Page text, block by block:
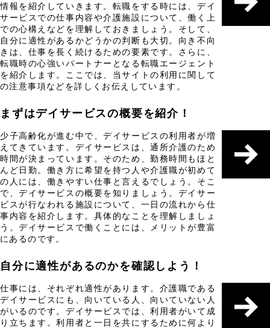
情報を紹介していきます。転職をする時には、デイ
サービスでの仕事内容や介護施設について、働く上
での心構えなどを理解しておきましょう。そして、
自分に適性があるかどうかの判断も大切。向き不向
きは、仕事を長く続けるための要素です。さらに、
転職時の心強いパートナーとなる転職エージェント
を紹介します。ここでは、当サイトの利用に関して
の注意事項などを詳しくお伝えしています。
まずはデイサービスの概要を紹介！
少子高齢化が進む中で、デイサービスの利用者が増
えてきています。デイサービスは、通所介護のため
時間が決まっています。そのため、勤務時間もほと
んど日勤。働き方に希望を持つ人や介護職が初めて
の人には、働きやすい仕事と言えるでしょう。そこ
で、デイサービスの概要を知りましょう。デイサー
ビスが行なわれる施設について、一日の流れから仕
事内容を紹介します。具体的なことを理解しましょ
う。デイサービスで働くことには、メリットが豊富
にあるのです。
自分に適性があるのかを確認しよう！
仕事には、それぞれ適性があります。介護職である
デイサービスにも、向いている人、向いていない人
がいるのです。デイサービスでは、利用者がいて成
り立ちます。利用者と一日を共にするために何より